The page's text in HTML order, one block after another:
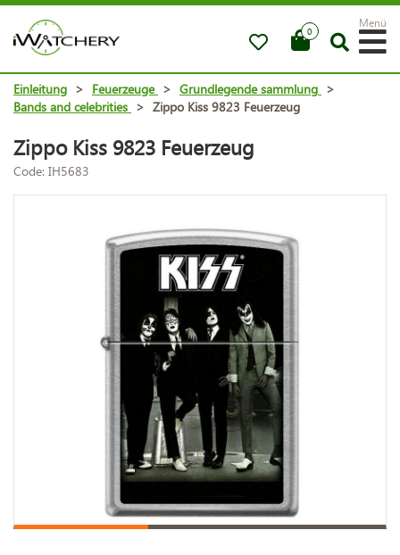
0
Menü
Einleitung > Feuerzeuge > Grundlegende sammlung >
Bands and celebrities > Zippo Kiss 9823 Feuerzeug
Zippo Kiss 9823 Feuerzeug
Code: IH5683